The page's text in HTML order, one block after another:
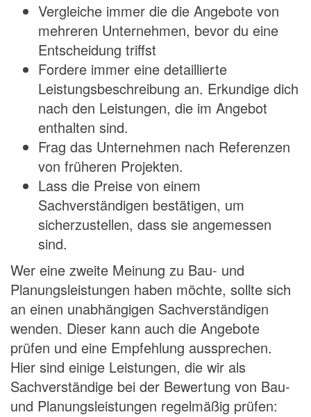
Vergleiche immer die die Angebote von
mehreren Unternehmen, bevor du eine
Entscheidung triffst
Fordere immer eine detaillierte
Leistungsbeschreibung an. Erkundige dich
nach den Leistungen, die im Angebot
enthalten sind.
Frag das Unternehmen nach Referenzen
von früheren Projekten.
Lass die Preise von einem
Sachverständigen bestätigen, um
sicherzustellen, dass sie angemessen
sind.
Wer eine zweite Meinung zu Bau- und
Planungsleistungen haben möchte, sollte sich
an einen unabhängigen Sachverständigen
wenden. Dieser kann auch die Angebote
prüfen und eine Empfehlung aussprechen.
Hier sind einige Leistungen, die wir als
Sachverständige bei der Bewertung von Bau-
und Planungsleistungen regelmäßig prüfen: